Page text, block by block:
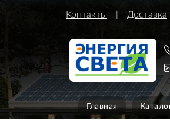
Контакты Доставка
Главная